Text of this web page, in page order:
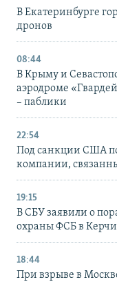
В Екатеринбурге
дронов
08:44
В Крыму и
аэродроме
– паблики
22:54
Под санкции США
компании,
19:15
В СБУ заявили о
охраны ФСБ в
18:44
При взрыве в